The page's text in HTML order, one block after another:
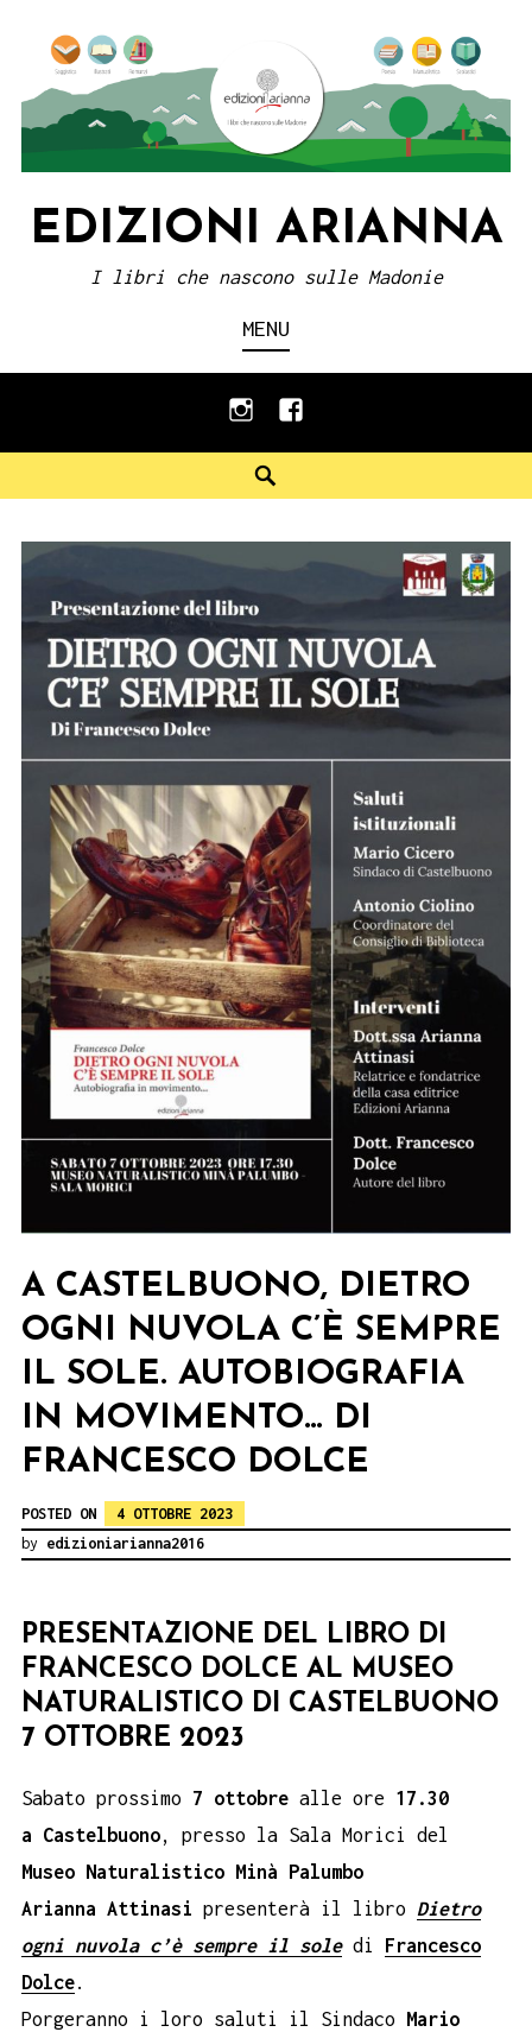
content
EDIZIONI ARIANNA
I libri che nascono sulle Madonie
MENU
instagramfacebook
A CASTELBUONO, DIETRO
OGNI NUVOLA C’È SEMPRE
IL SOLE. AUTOBIOGRAFIA
IN MOVIMENTO… DI
FRANCESCO DOLCE
POSTED ON
4 OTTOBRE 2023
by edizioniarianna2016
PRESENTAZIONE DEL LIBRO DI
FRANCESCO DOLCE AL MUSEO
NATURALISTICO DI CASTELBUONO
7 OTTOBRE 2023
Sabato prossimo 7 ottobre alle ore 17.30
a Castelbuono, presso la Sala Morici del
Museo Naturalistico Minà Palumbo
Arianna Attinasi presenterà il libro Dietro
ogni nuvola c’è sempre il soledi Francesco
Dolce.
Porgeranno i loro saluti il Sindaco Mario